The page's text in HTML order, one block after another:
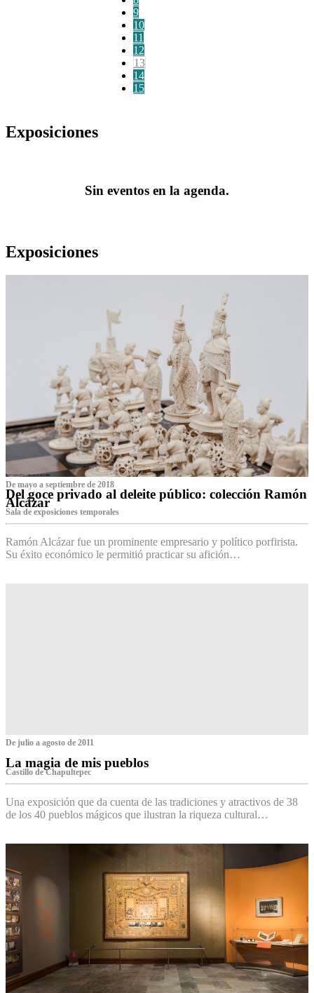
9
10
11
12
13
14
15
Exposiciones
Sin eventos en la agenda.
Exposiciones
De mayo a septiembre de 2018
Del goce privado al deleite público: colección Ramón
Alcázar
Sala de exposiciones temporales
Ramón Alcázar fue un prominente empresario y político porfirista.
Su éxito económico le permitió practicar su afición…
De julio a agosto de 2011
La magia de mis pueblos
Castillo de Chapultepec
Una exposición que da cuenta de las tradiciones y atractivos de 38
de los 40 pueblos mágicos que ilustran la riqueza cultural…